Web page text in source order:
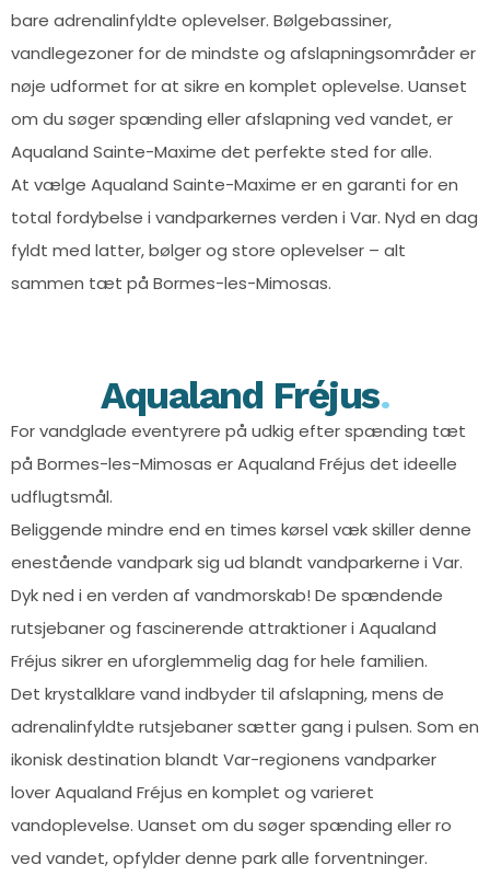
bare adrenalinfyldte oplevelser. Bølgebassiner,
vandlegezoner for de mindste og afslapningsområder er
nøje udformet for at sikre en komplet oplevelse. Uanset
om du søger spænding eller afslapning ved vandet, er
Aqualand Sainte-Maxime det perfekte sted for alle.
At vælge Aqualand Sainte-Maxime er en garanti for en
total fordybelse i vandparkernes verden i Var. Nyd en dag
fyldt med latter, bølger og store oplevelser – alt
sammen tæt på Bormes-les-Mimosas.
Aqualand Fréjus.
For vandglade eventyrere på udkig efter spænding tæt
på Bormes-les-Mimosas er Aqualand Fréjus det ideelle
udflugtsmål.
Beliggende mindre end en times kørsel væk skiller denne
enestående vandpark sig ud blandt vandparkerne i Var.
Dyk ned i en verden af vandmorskab! De spændende
rutsjebaner og fascinerende attraktioner i Aqualand
Fréjus sikrer en uforglemmelig dag for hele familien.
Det krystalklare vand indbyder til afslapning, mens de
adrenalinfyldte rutsjebaner sætter gang i pulsen. Som en
ikonisk destination blandt Var-regionens vandparker
lover Aqualand Fréjus en komplet og varieret
vandoplevelse. Uanset om du søger spænding eller ro
ved vandet, opfylder denne park alle forventninger.